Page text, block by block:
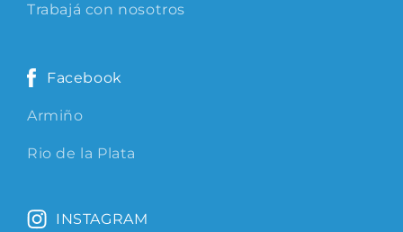
Trabajá con nosotros
Facebook
Armiño
Rio de la Plata
INSTAGRAM